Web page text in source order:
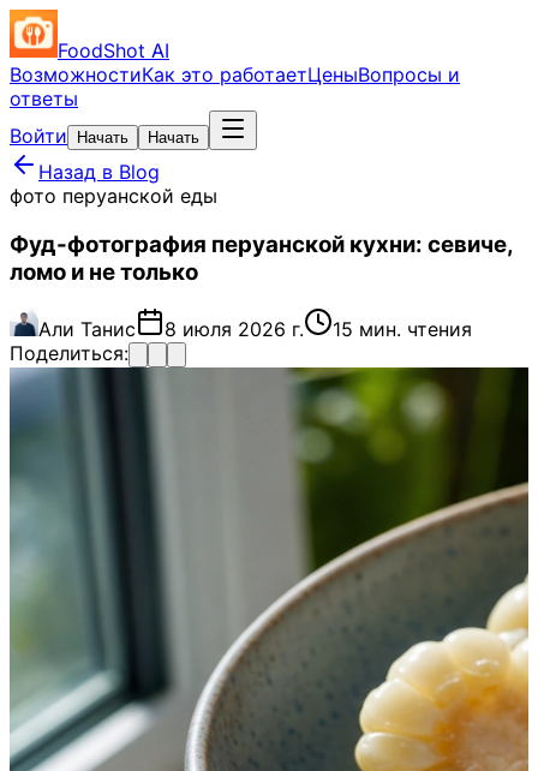
FoodShot AI
ВозможностиКак это работаетЦеныВопросы и
ответы
Войти
Начать Начать
Назад в Blog
фото перуанской еды
Фуд-фотография перуанской кухни: севиче,
ломо и не только
Али Танис 8 июля 2026 г.
15 мин. чтения
Поделиться: